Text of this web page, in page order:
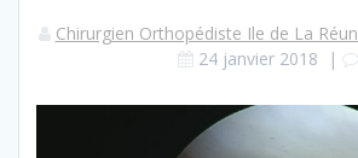
Chirurgien Orthopédiste Ile de La
24 janvier 2018 |